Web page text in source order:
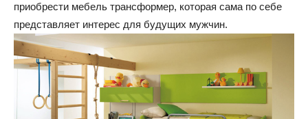
приобрести мебель трансформер, которая сама по себе
представляет интерес для будущих мужчин.